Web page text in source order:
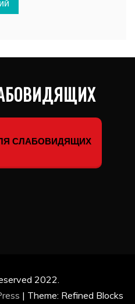
СЛАБОВИДЯЩИХ
2022.
| Theme: Refined Blocks